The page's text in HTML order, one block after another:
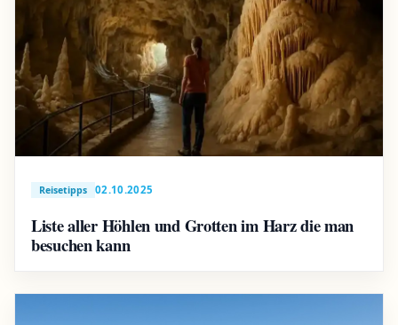
Reisetipps 02.10.2025
Liste aller Höhlen und Grotten im Harz die man
besuchen kann